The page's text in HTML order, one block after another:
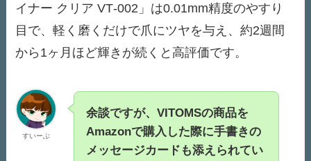
イナー クリア VT‑002」は0.01mm精度のやすり
目で、軽く磨くだけで爪にツヤを与え、約2週間
から1ヶ月ほど輝きが続くと高評価です。
すいーぶ
余談ですが、VITOMSの商品を
Amazonで購入した際に手書きの
メッセージカードも添えられてい